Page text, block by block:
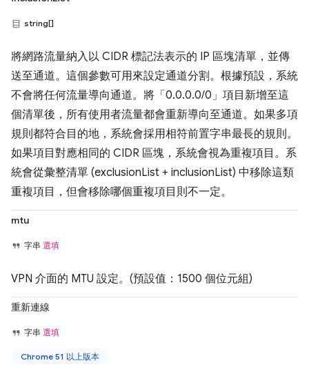
string[]
將網路流量納入以 CIDR 標記法表示的 IP 區塊清單，並傳
送至通道。這個參數可用來設定通道分割。根據預設，系統
不會將任何流量導向通道。將「0.0.0.0/0」項目新增至這
個清單後，所有使用者流量都會重新導向至通道。如果多項
規則都符合目的地，系統會採用相符前置字串最長的規則。
如果項目對應相同的 CIDR 區塊，系統會視為重複項目。系
統會從彙整清單 (exclusionList + inclusionList) 中移除這類
重複項目，但會移除哪個重複項目則不一定。
mtu
字串 選填
VPN 介面的 MTU 設定。(預設值：1500 個位元組)
重新連線
字串 選填
Chrome 51 以上版本